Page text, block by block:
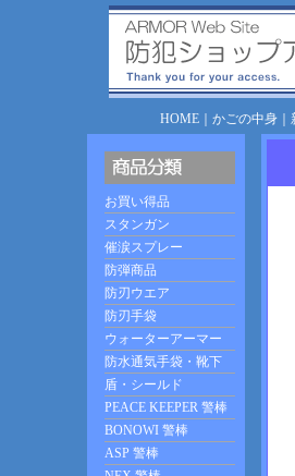
HOME｜ かごの中身｜